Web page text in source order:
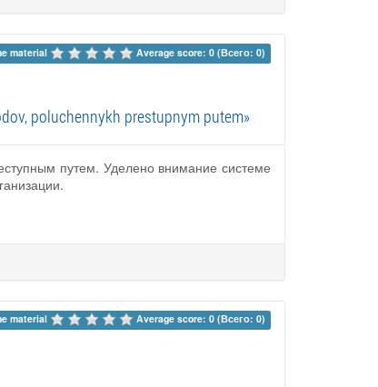
material Average score: 0 (Всего: 0)
poluchennykh prestupnym putem»
путем. Уделено внимание системе
material Average score: 0 (Всего: 0)